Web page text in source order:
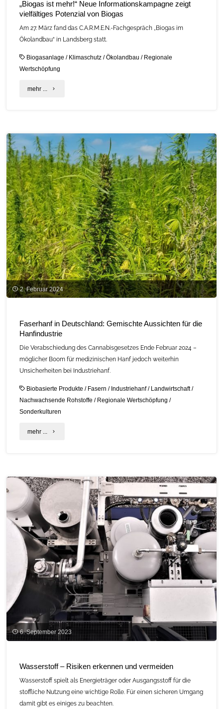
„Biogas ist mehr!“ Neue Informationskampagne zeigt
vielfältiges Potenzial von Biogas
Am 27. März fand das C.A.R.M.E.N.-Fachgespräch „Biogas im
Ökolandbau“ in Landsberg statt.
Biogasanlage / Klimaschutz /Ökolandbau / Regionale
Wertschöpfung
mehr ... "„Biogas
Neue
Informationskampagne
zeigt
vielfältiges
Potenzial
von
Biogas"
2. Februar 2024
Faserhanf in Deutschland: Gemischte Aussichten für die
Hanfindustrie
Die Verabschiedung des Cannabisgesetzes Ende Februar 2024 –
möglicher Boom für medizinischen Hanf jedoch weiterhin
Unsicherheiten bei Industriehanf.
Biobasierte Produkte / Fasern / Industriehanf/ Landwirtschaft/
Nachwachsende Rohstoffe / Regionale Wertschöpfung /
Sonderkulturen
mehr ... "Faserhanf
Gemischte
die
Hanfindustrie"
6. September 2023
Wasserstoff – Risiken erkennen und vermeiden
Wasserstoff spielt als Energieträger oder Ausgangsstoff für die
stoffliche Nutzung eine wichtige Rolle. Für einen sicheren Umgang
damit gibt es einiges zu beachten.